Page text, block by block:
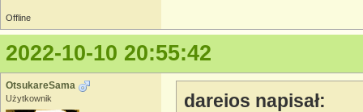
Offline
2022-10-10 20:55:42
OtsukareSama
Użytkownik
dareios napisał: